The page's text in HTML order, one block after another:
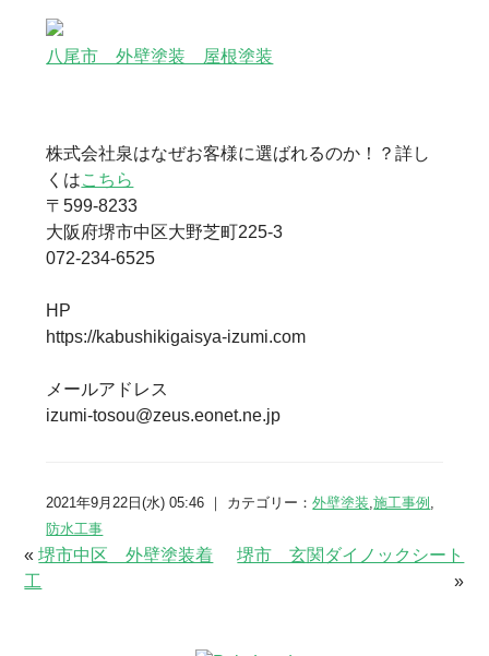
八尾市 外壁塗装 屋根塗装
株式会社泉はなぜお客様に選ばれるのか！？詳し
くはこちら
〒599-8233
大阪府堺市中区大野芝町225-3
072-234-6525
HP
https://kabushikigaisya-izumi.com
メールアドレス
izumi-tosou@zeus.eonet.ne.jp
2021年9月22日(水) 05:46 ｜ カテゴリー：外壁塗装,施工事例 ,
防水工事
«堺市中区 外壁塗装着
工
堺市 玄関ダイノックシート
»